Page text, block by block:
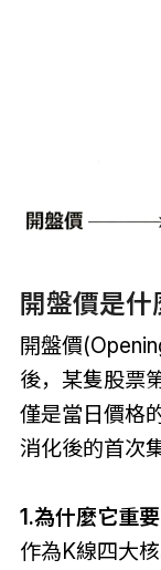
開盤價是什
開盤價
後，某隻股票
僅是當日價格
消化後的首次
1.為什麼它重
作為K線四大